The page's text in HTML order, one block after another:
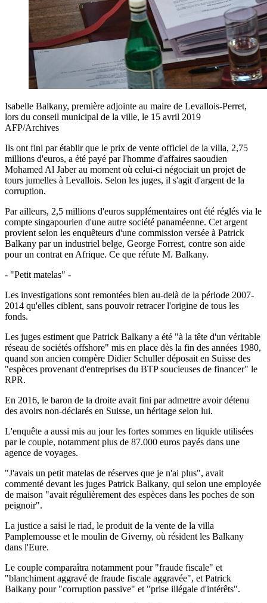
Isabelle Balkany, première adjointe au maire de Levallois-Perret,
lors du conseil municipal de la ville, le 15 avril 2019
AFP/Archives
Ils ont fini par établir que le prix de vente officiel de la villa, 2,75
millions d'euros, a été payé par l'homme d'affaires saoudien
Mohamed Al Jaber au moment où celui-ci négociait un projet de
tours jumelles à Levallois. Selon les juges, il s'agit d'argent de la
corruption.
Par ailleurs, 2,5 millions d'euros supplémentaires ont été réglés via le
compte singapourien d'une autre société panaméenne. Cet argent
provient selon les enquêteurs d'une commission versée à Patrick
Balkany par un industriel belge, George Forrest, contre son aide
pour un contrat en Afrique. Ce que réfute M. Balkany.
- "Petit matelas" -
Les investigations sont remontées bien au-delà de la période 2007-
2014 qu'elles ciblent, sans pouvoir retracer l'origine de tous les
fonds.
Les juges estiment que Patrick Balkany a été "à la tête d'un véritable
réseau de sociétés offshore" mis en place dès la fin des années 1980,
quand son ancien compère Didier Schuller déposait en Suisse des
"espèces provenant d'entreprises du BTP soucieuses de financer" le
RPR.
En 2016, le baron de la droite avait fini par admettre avoir détenu
des avoirs non-déclarés en Suisse, un héritage selon lui.
L'enquête a aussi mis au jour les fortes sommes en liquide utilisées
par le couple, notamment plus de 87.000 euros payés dans une
agence de voyages.
"J'avais un petit matelas de réserves que je n'ai plus", avait
commenté devant les juges Patrick Balkany, qui selon une employée
de maison "avait régulièrement des espèces dans les poches de son
peignoir".
La justice a saisi le riad, le produit de la vente de la villa
Pamplemousse et le moulin de Giverny, où résident les Balkany
dans l'Eure.
Le couple comparaîtra notamment pour "fraude fiscale" et
"blanchiment aggravé de fraude fiscale aggravée", et Patrick
Balkany pour "corruption passive" et "prise illégale d'intérêts".